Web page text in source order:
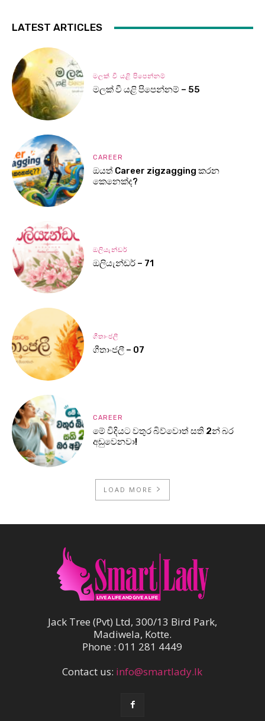
LATEST ARTICLES
මලක් වී යළි පිපෙන්නම්
මලක් වී යළි පිපෙන්නම් – 55
CAREER
ඔයත් Career zigzagging කරන
කෙනෙක්ද?
ඔලියැන්ඩර්
ඔලියැන්ඩර් – 71
ගීතාංජලී
ගීතාංජලී – 07
CAREER
මේ විදියට වතුර බිව්වොත් සති 2න් බර
අඩුවෙනවා!
LOAD MORE
Jack Tree (Pvt) Ltd, 300/13 Bird Park,
Madiwela, Kotte.
Phone : 011 281 4449
Contact us: info@smartlady.lk